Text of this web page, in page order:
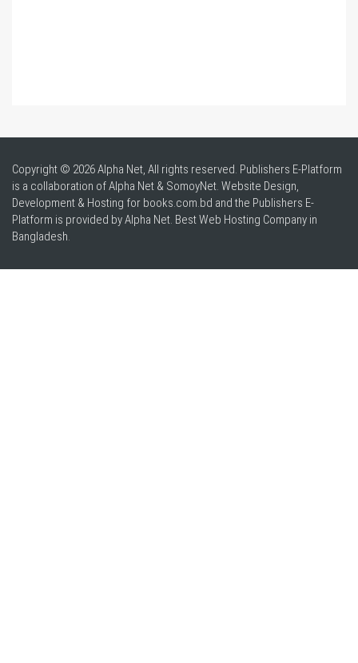
Copyright © 2026 Alpha Net, All rights reserved. Publishers E-Platform
is a collaboration of Alpha Net & SomoyNet. Website Design,
Development & Hosting for books.com.bd and the Publishers E-
Platform is provided by Alpha Net. BestWeb Hosting Company in
Bangladesh.